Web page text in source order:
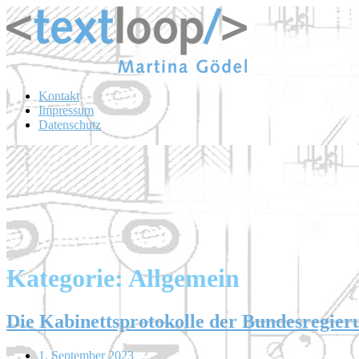
Kontakt
Impressum
Datenschutz
Kategorie:Allgemein
Die Kabinettsprotokolle der
1. September 2023